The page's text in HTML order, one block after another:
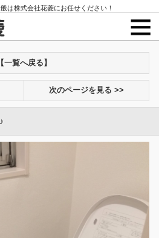
は株式会社花菱にお任せください！
【一覧へ戻る】
次のページを見る >>